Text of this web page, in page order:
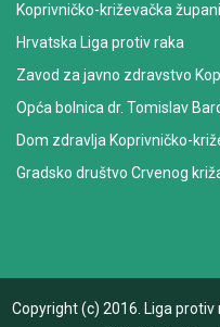
Koprivničko-križevačka
Hrvatska Liga protiv raka
Zavod za javno zdravstvo
Opća bolnica dr. Tomislav
Dom zdravlja Koprivničko-
Gradsko društvo Crvenog
Copyright (c) 2016. Liga protiv